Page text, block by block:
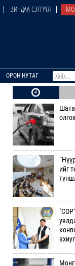
ЗИНДАА СЭТГҮҮЛ
ОРОН НУТАГ
ийг